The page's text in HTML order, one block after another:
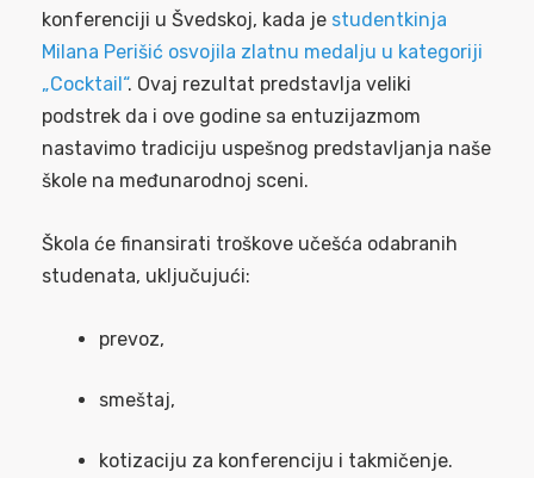
konferenciji u Švedskoj, kada je studentkinja
Milana Perišić osvojila zlatnu medalju u kategoriji
„Cocktail“. Ovaj rezultat predstavlja veliki
podstrek da i ove godine sa entuzijazmom
nastavimo tradiciju uspešnog predstavljanja naše
škole na međunarodnoj sceni.
Škola će finansirati troškove učešća odabranih
studenata, uključujući:
prevoz,
smeštaj,
kotizaciju za konferenciju i takmičenje.